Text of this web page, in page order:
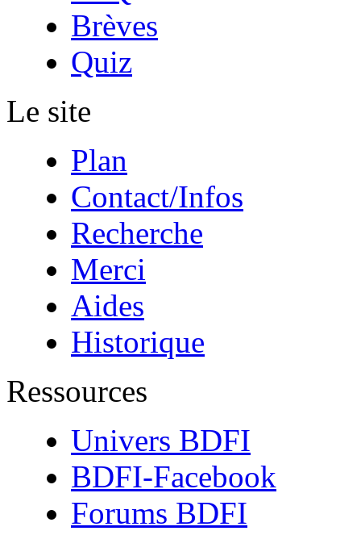
Brèves
Quiz
Le site
Plan
Contact/Infos
Recherche
Merci
Aides
Historique
Ressources
Univers BDFI
BDFI-Facebook
Forums BDFI